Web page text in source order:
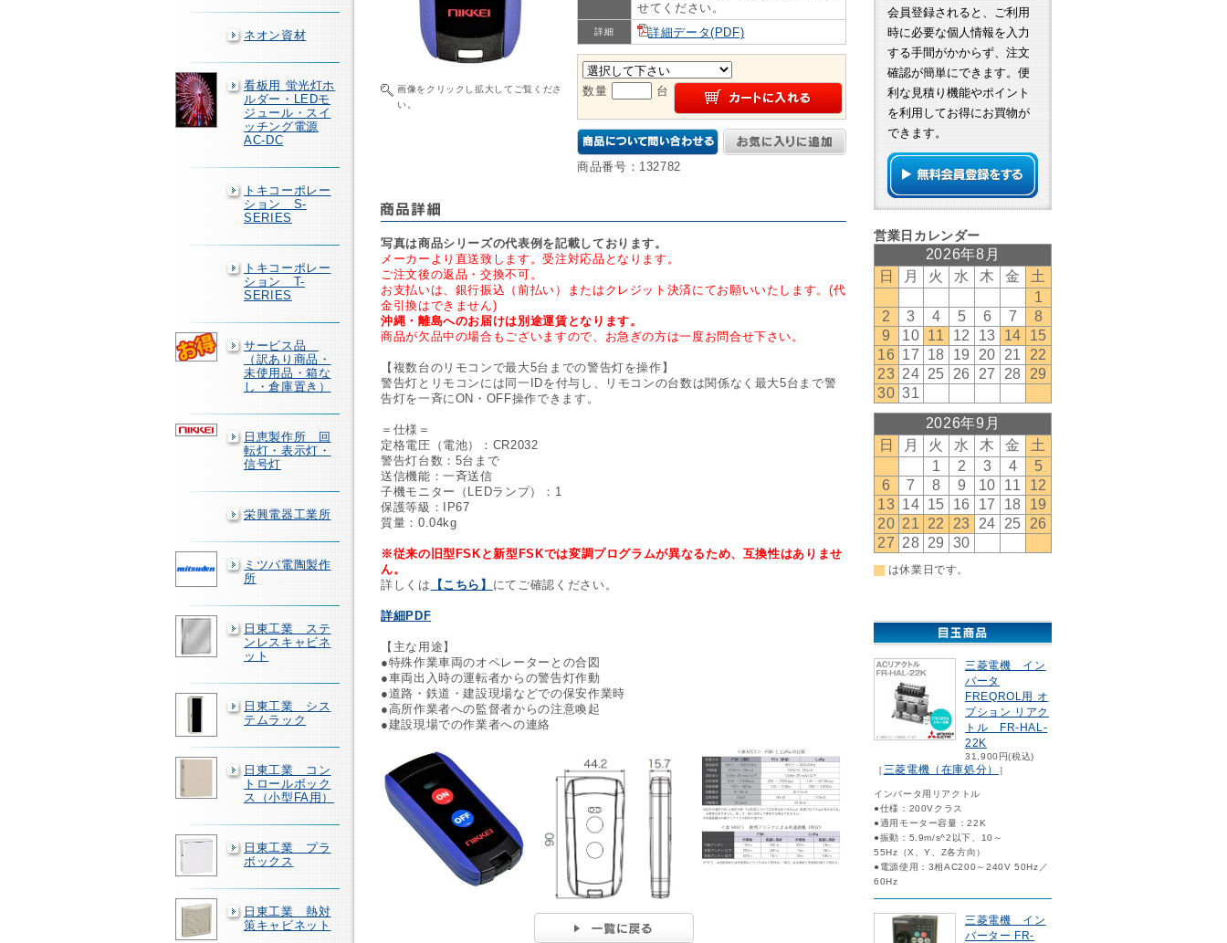
ネオン資材
看板用 蛍光灯ホ
ルダー・LEDモ
ジュール・スイ
ッチング電源
AC-DC
トキコーポレー
ション S-
SERIES
トキコーポレー
ション T-
SERIES
サービス品
（訳あり商品・
未使用品・箱な
し・倉庫置き）
日恵製作所 回
転灯・表示灯・
信号灯
栄興電器工業所
ミツバ電陶製作
所
日東工業 ステ
ンレスキャビネ
ット
日東工業 シス
テムラック
日東工業 コン
トロールボック
ス（小型FA用）
日東工業 プラ
ボックス
日東工業 熱対
策キャビネット
画像をクリックし拡大してご覧くださ
い。
せてください。
詳細 詳細データ(PDF)
数量 台
商品番号：132782
写真は商品シリーズの代表例を記載しております。
メーカーより直送致します。受注対応品となります。
ご注文後の返品・交換不可。
お支払いは、銀行振込（前払い）またはクレジット決済にてお願いいたします。(代
金引換はできません)
沖縄・離島へのお届けは別途運賃となります。
商品が欠品中の場合もございますので、お急ぎの方は一度お問合せ下さい。
【複数台のリモコンで最大5台までの警告灯を操作】
警告灯とリモコンには同一IDを付与し、リモコンの台数は関係なく最大5台まで警
告灯を一斉にON・OFF操作できます。
＝仕様＝
定格電圧（電池）：CR2032
警告灯台数：5台まで
送信機能：一斉送信
子機モニター（LEDランプ）：1
保護等級：IP67
質量：0.04kg
※従来の旧型FSKと新型FSKでは変調プログラムが異なるため、互換性はありませ
ん。
詳しくは
【こちら】 にてご確認ください。
詳細PDF
【主な用途】
●特殊作業車両のオペレーターとの合図
●車両出入時の運転者からの警告灯作動
●道路・鉄道・建設現場などでの保安作業時
●高所作業者への監督者からの注意喚起
●建設現場での作業者への連絡
会員登録されると、ご利用
時に必要な個人情報を入力
する手間がかからず、注文
確認が簡単にできます。便
利な見積り機能やポイント
を利用してお得にお買物が
できます。
三菱電機 イン
バータ
FREQROL用 オ
プション リアク
トル FR-HAL-
22K
31,900円(税込)
［三菱電機（在庫処分） ］
インバータ用リアクトル
●仕様：200Vクラス
●適用モーター容量：22K
●振動：5.9m/s^2以下、10～
55Hz（X、Y、Z各方向）
●電源使用：3相AC200～240V 50Hz／
60Hz
三菱電機 イン
バーター FR-